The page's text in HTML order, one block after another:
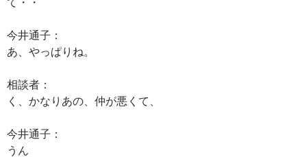
今井通子：
あ、やっぱりね。
相談者：
く、かなりあの、仲が悪くて、
今井通子：
うん